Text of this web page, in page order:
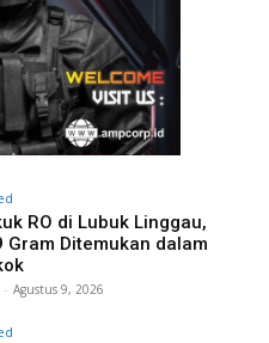
RO di Lubuk Linggau,
Gram Ditemukan dalam
- Agustus 9, 2026